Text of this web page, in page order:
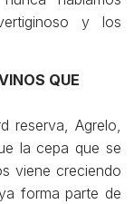
y los
QUE
reserva, Agrelo,
la cepa que se
viene creciendo
forma parte de